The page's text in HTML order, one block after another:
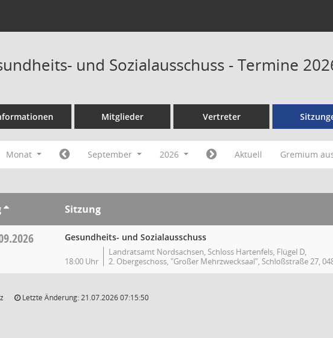
und Sozialausschuss - Termine
Mitglieder Vertreter
Monat September 2026 Aktuell Gremium
Sitzung
Gesundheits- und Sozialausschuss
18:00 Uhr
Landratsamt Nordsachsen, Schloss Hartenfels, Flügel D,
2. Obergeschoss, "Großer Mehrzwecksaal", Schloßstraße 27,
Letzte Änderung: 21.07.2026 07:15:50